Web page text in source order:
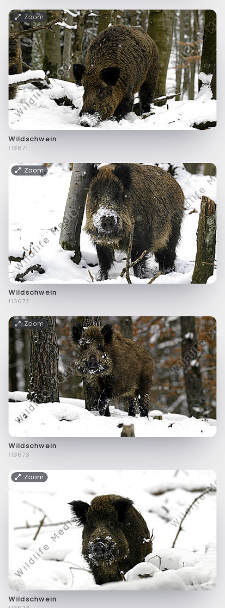
Zoom
Wildschwein
f13671
Zoom
Wildschwein
f13672
Zoom
Wildschwein
f13673
Zoom
Wildschwein